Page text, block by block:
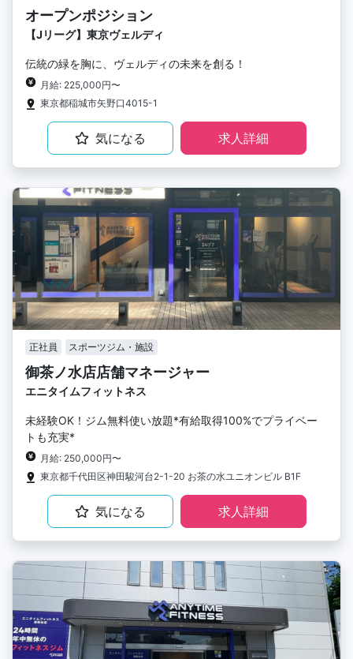
オープンポジション
【Jリーグ】東京ヴェルディ
伝統の緑を胸に、ヴェルディの未来を創る！
月給: 225,000円〜
東京都稲城市矢野口4015-1
気になる 求人詳細
正社員 スポーツジム・施設
御茶ノ水店店舗マネージャー
エニタイムフィットネス
未経験OK！ジム無料使い放題*有給取得100%でプライベー
トも充実*
月給: 250,000円〜
東京都千代田区神田駿河台2-1-20 お茶の水ユニオンビル B1F
気になる 求人詳細